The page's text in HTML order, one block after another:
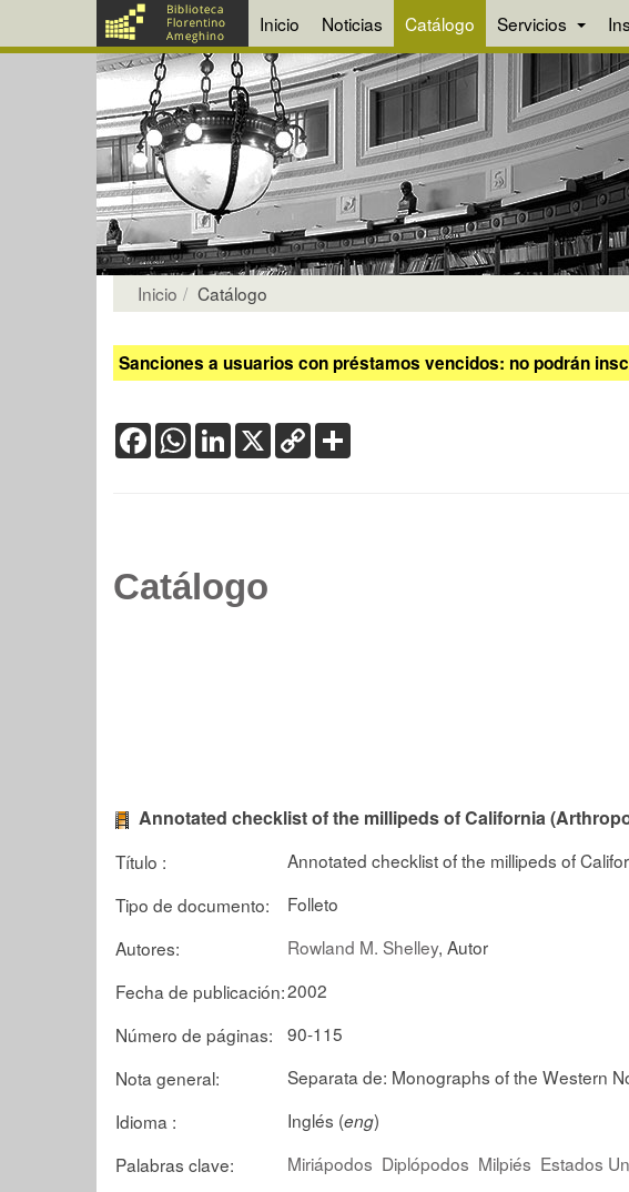
Inicio Noticias Catálogo Servicios
Inicio Catálogo
Sanciones a usuarios con préstamos vencidos: no podrán
FacebookWhatsApp
LinkedIn
X Copy
Link
Catálogo
Annotated checklist of the millipeds of California
Título :
Annotated checklist of the millipeds of
Tipo de documento:
Folleto
Autores:
Rowland M. Shelley, Autor
Fecha de publicación:2002
Número de páginas:
90-115
Nota general:
Separata de: Monographs of the Western
Idioma :
Inglés (eng)
Palabras clave:
Miriápodos Diplópodos Milpiés Estados